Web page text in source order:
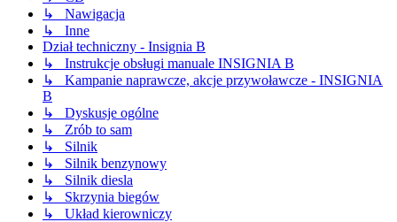
↳ Nawigacja
↳ Inne
Dział techniczny - Insignia B
↳ Instrukcje obsługi manuale INSIGNIA B
↳ Kampanie naprawcze, akcje przywoławcze - INSIGNIA
B
↳ Dyskusje ogólne
↳ Zrób to sam
↳ Silnik
↳ Silnik benzynowy
↳ Silnik diesla
↳ Skrzynia biegów
↳ Układ kierowniczy